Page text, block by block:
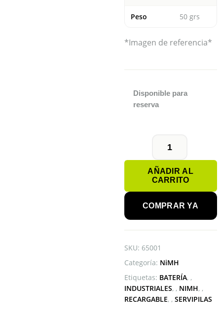
Peso 50 grs
*Imagen de referencia*
Disponible para
reserva
BATERÍA
4/3A
3700mAh
1.2V
NiMH
cantidad
AÑADIR AL
CARRITO
COMPRAR YA
SKU: 65001
Categoría: NiMH
Etiquetas: BATERÍA ,
INDUSTRIALES , NIMH ,
RECARGABLE , SERVIPILAS